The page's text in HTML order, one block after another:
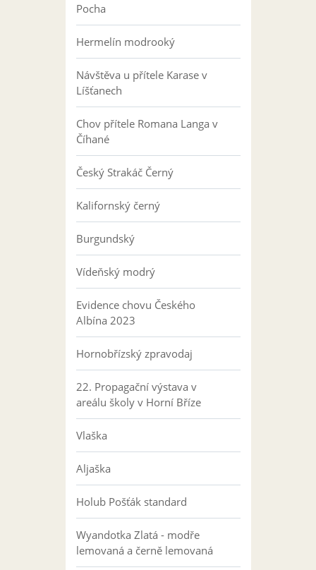
Pocha
Hermelín modrooký
Návštěva u přítele Karase v
Líšťanech
Chov přítele Romana Langa v
Číhané
Český Strakáč Černý
Kalifornský černý
Burgundský
Vídeňský modrý
Evidence chovu Českého
Albína 2023
Hornobřízský zpravodaj
22. Propagační výstava v
areálu školy v Horní Bříze
Vlaška
Aljaška
Holub Pošťák standard
Wyandotka Zlatá - modře
lemovaná a černě lemovaná